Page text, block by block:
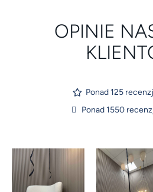
OPINIE
Ponad 125
Ponad 1550